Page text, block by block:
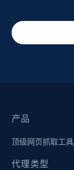
产品
顶级网页抓取工
代理类型